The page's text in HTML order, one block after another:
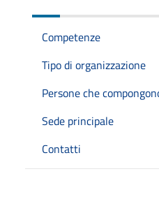
Competenze
Tipo di organizzazione
Persone che
Sede principale
Contatti